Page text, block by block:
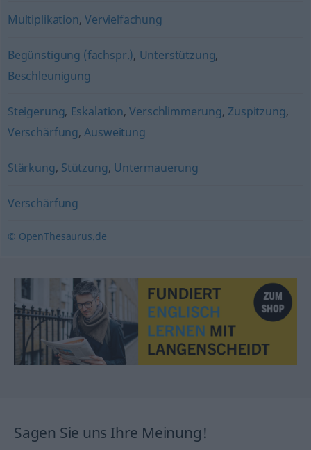
Multiplikation, Vervielfachung
Begünstigung (fachspr.), Unterstützung,
Beschleunigung
Steigerung, Eskalation,Verschlimmerung, Zuspitzung,
Verschärfung,Ausweitung
Stärkung, Stützung, Untermauerung
Verschärfung
© OpenThesaurus.de
Sagen Sie uns Ihre Meinung!